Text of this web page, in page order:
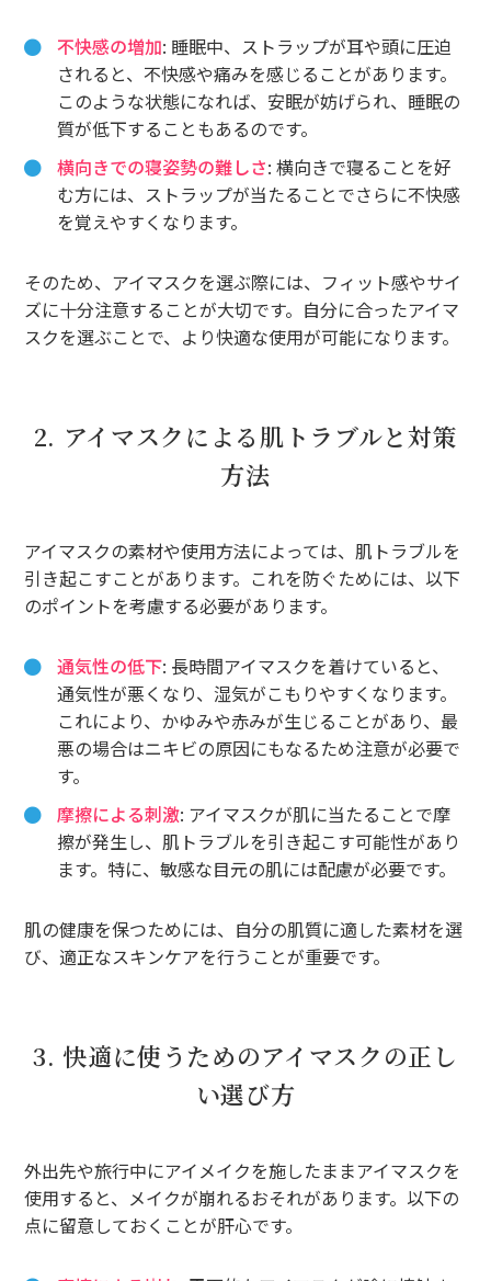
不快感の増加: 睡眠中、ストラップが耳や頭に圧迫
されると、不快感や痛みを感じることがあります。
このような状態になれば、安眠が妨げられ、睡眠の
質が低下することもあるのです。
横向きでの寝姿勢の難しさ: 横向きで寝ることを好
む方には、ストラップが当たることでさらに不快感
を覚えやすくなります。
そのため、アイマスクを選ぶ際には、フィット感やサイ
ズに十分注意することが大切です。自分に合ったアイマ
スクを選ぶことで、より快適な使用が可能になります。
2. アイマスクによる肌トラブルと対策
方法
アイマスクの素材や使用方法によっては、肌トラブルを
引き起こすことがあります。これを防ぐためには、以下
のポイントを考慮する必要があります。
通気性の低下: 長時間アイマスクを着けていると、
通気性が悪くなり、湿気がこもりやすくなります。
これにより、かゆみや赤みが生じることがあり、最
悪の場合はニキビの原因にもなるため注意が必要で
す。
摩擦による刺激: アイマスクが肌に当たることで摩
擦が発生し、肌トラブルを引き起こす可能性があり
ます。特に、敏感な目元の肌には配慮が必要です。
肌の健康を保つためには、自分の肌質に適した素材を選
び、適正なスキンケアを行うことが重要です。
3. 快適に使うためのアイマスクの正し
い選び方
外出先や旅行中にアイメイクを施したままアイマスクを
使用すると、メイクが崩れるおそれがあります。以下の
点に留意しておくことが肝心です。